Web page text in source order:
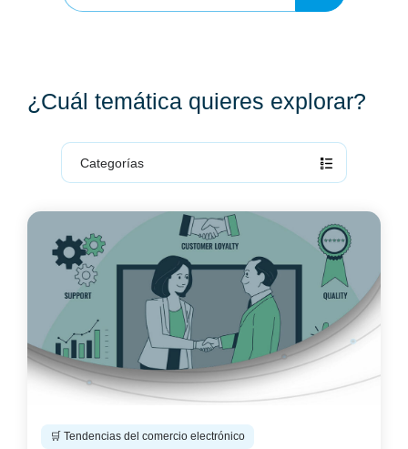
¿Cuál temática quieres explorar?
Categorías
🛒 Tendencias del comercio electrónico